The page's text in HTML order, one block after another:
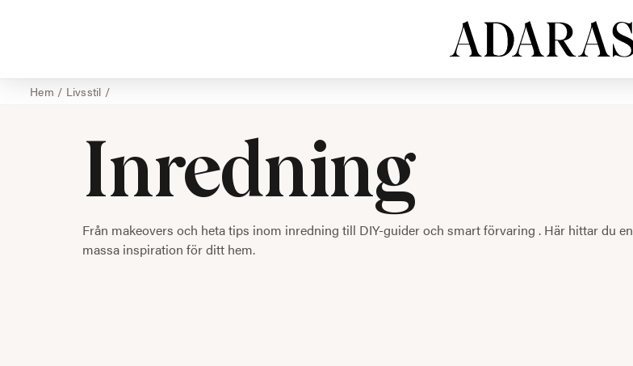
Hem / Livsstil /
Inredning
Från makeovers och heta tips inom inredning till DIY-guider och smart förvaring . Här hittar du en
massa inspiration för ditt hem.